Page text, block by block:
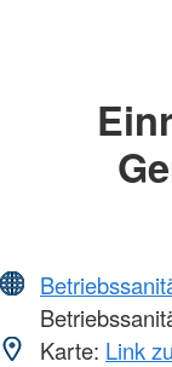
Karte: Link